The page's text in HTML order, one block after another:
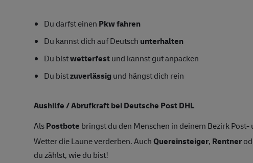
Du darfst einen Pkw fahren
Du kannst dich auf Deutsch unterhalten
Du bistwetterfestund kannst gut anpacken
Du bistzuverlässig und hängst dich rein
Aushilfe / Abrufkraft bei Deutsche Post DHL
AlsPostbote bringst du den Menschen in deinem Bezirk
Wetter die Laune verderben. AuchQuereinsteiger, Rentner
du zählst, wie du bist!